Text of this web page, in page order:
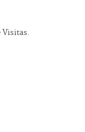
Visitas.